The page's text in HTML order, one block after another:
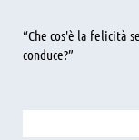
“Che cos'è la felicità
conduce?”